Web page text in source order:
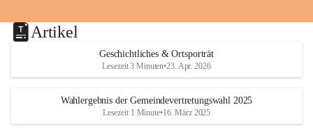
Artikel
Geschichtliches & Ortsporträt
Lesezeit 3 Minuten•23. Apr. 2026
Wahlergebnis der Gemeindevertretungswahl 2025
Lesezeit 1 Minute•16. März 2025